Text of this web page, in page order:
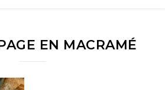
EN MACRAMÉ